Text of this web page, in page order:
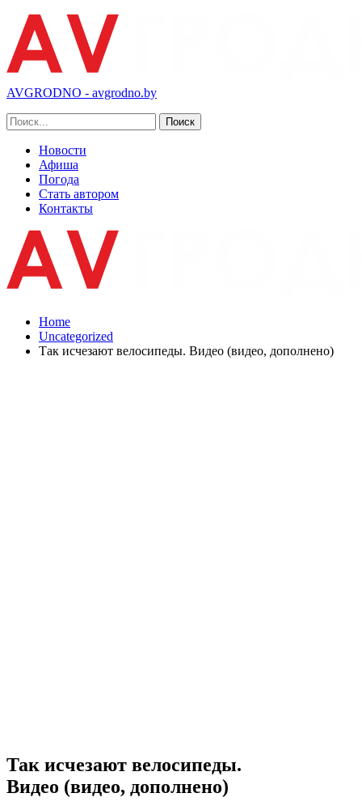
AVGRODNO - avgrodno.by
Новости
Афиша
Погода
Стать автором
Контакты
Home
Uncategorized
Так исчезают велосипеды. Видео (видео, дополнено)
Так исчезают велосипеды.
Видео (видео, дополнено)